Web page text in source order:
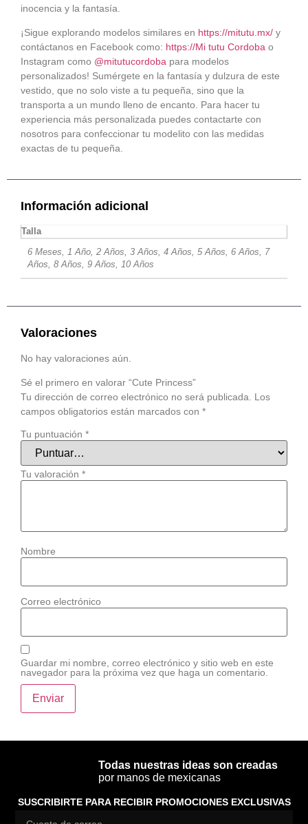
inocencia y la fantasía.
¡Sigue explorando modelos similares en https://mitutu.mx/ y
contáctanos en Facebook como: https://Mi tutu Cordoba o
Instagram como @mitutucordoba para modelos
personalizados! Sumérgete en la fantasía y dulzura de este
vestido, que no solo viste a tu pequeña, sino que la
transporta a un mundo lleno de encanto. Para hacer tu
experiencia más personalizada puedes contactarte con
nosotros para confeccionar tu modelito con las medidas
exactas de tu pequeña.
Información adicional
Talla
6 Meses, 1 Año, 2 Años, 3 Años, 4 Años, 5 Años, 6 Años, 7
Años, 8 Años, 9 Años, 10 Años
Valoraciones
No hay valoraciones aún.
Sé el primero en valorar “Cute Princess”
Tu dirección de correo electrónico no será publicada. Los
campos obligatorios están marcados con *
Tu puntuación *
Tu valoración *
Nombre
Correo electrónico
Guardar mi nombre, correo electrónico y sitio web en este
navegador para la próxima vez que haga un comentario.
Todas nuestras ideas son creadas
por manos de mexicanas
SUSCRIBIRTE PARA RECIBIR PROMOCIONES EXCLUSIVAS